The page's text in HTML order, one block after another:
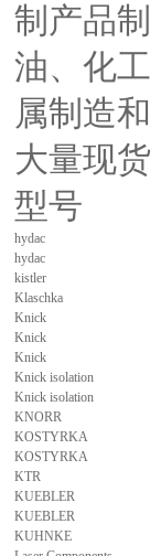
制产品
油、化
属制造
大量现
型号
hydac
hydac
kistler
Klaschka
Knick
Knick
Knick
Knick isolation
Knick isolation
KNORR
KOSTYRKA
KOSTYRKA
KTR
KUEBLER
KUEBLER
KUHNKE